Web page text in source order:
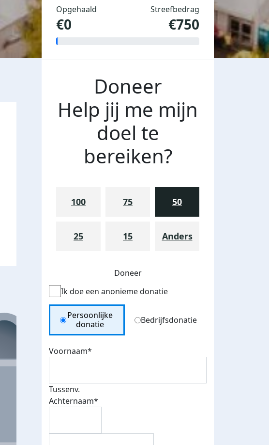
Opgehaald
€0
Streefbedrag
€750
Doneer
Help jij me mijn
doel te
bereiken?
100 75 50
25 15 Anders
Doneer
Ik doe een anonieme donatie
Donation Type
Persoonlijke
donatie
Bedrijfsdonatie
Voornaam*
Tussenv.
Achternaam*